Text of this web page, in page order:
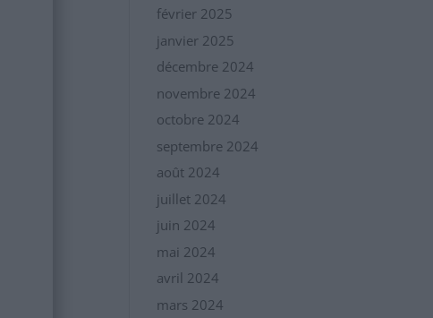
février 2025
janvier 2025
décembre 2024
novembre 2024
octobre 2024
septembre 2024
août 2024
juillet 2024
juin 2024
mai 2024
avril 2024
mars 2024